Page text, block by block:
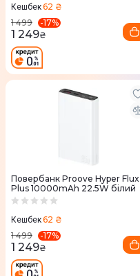
Кешбек62 ₴
1 499
-17%
1 249₴
Повербанк Proove Hyper Flux
Plus 10000mAh 22.5W білий
Кешбек62 ₴
1 499
-17%
1 249₴